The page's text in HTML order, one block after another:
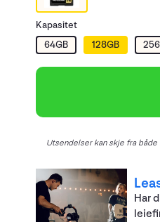
Kapasitet
64GB
128GB
Utsendelser kan skje fra
Har